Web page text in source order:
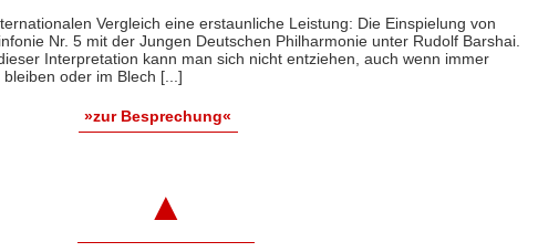
Vergleich eine erstaunliche Leistung: Die Einspielung von
Nr. 5 mit der Jungen Deutschen Philharmonie unter Rudolf Barshai.
Interpretation kann man sich nicht entziehen, auch wenn immer
oder im Blech [...]
»zur Besprechung«
▲